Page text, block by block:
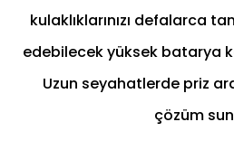
kulaklıklarınızı defalarca
edebilecek yüksek batarya
Uzun seyahatlerde priz
çözüm